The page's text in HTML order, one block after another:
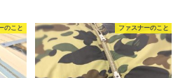
のこと ファスナーのこと